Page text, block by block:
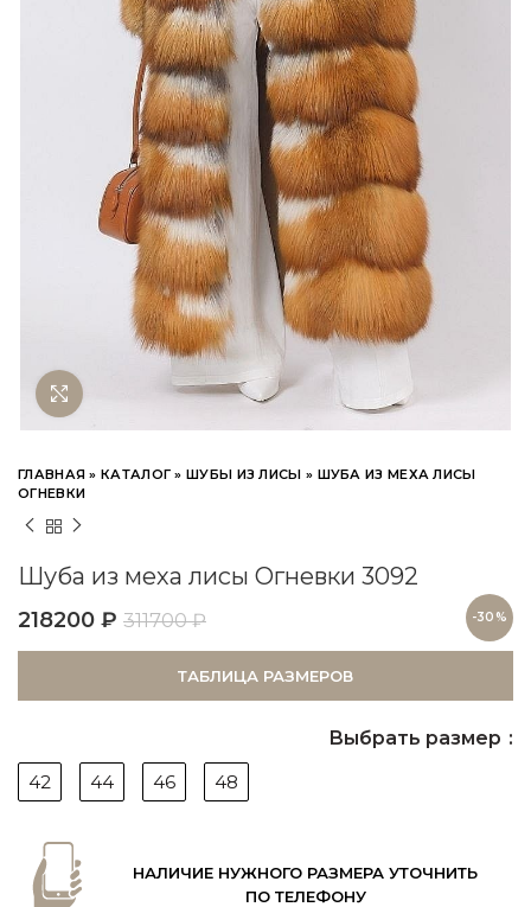
Нажмите чтобы увеличить
ГЛАВНАЯ »КАТАЛОГ »ШУБЫ ИЗ ЛИСЫ » ШУБА ИЗ МЕХА ЛИСЫ
ОГНЕВКИ
Шуба из меха лисы Огневки 3092
218200 ₽ 311700₽ -30%
ТАБЛИЦА РАЗМЕРОВ
Выбрать размер
42
44 46 48
НАЛИЧИЕ НУЖНОГО РАЗМЕРА УТОЧНИТЬ
ПО ТЕЛЕФОНУ